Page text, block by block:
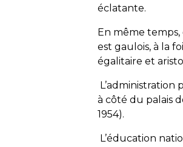
éclatante.
En même
est gaulois, à la
égalitaire et
L’administration
à côté du palais
1954).
L’éducation